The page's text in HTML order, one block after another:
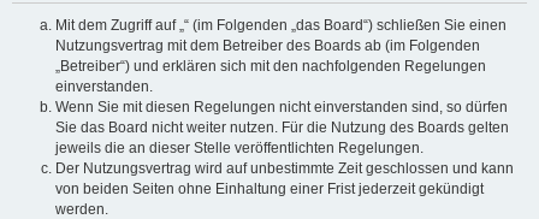
Mit dem Zugriff auf „“ (im Folgenden „das Board“) schließen Sie einen
Nutzungsvertrag mit dem Betreiber des Boards ab (im Folgenden
„Betreiber“) und erklären sich mit den nachfolgenden Regelungen
einverstanden.
Wenn Sie mit diesen Regelungen nicht einverstanden sind, so dürfen
Sie das Board nicht weiter nutzen. Für die Nutzung des Boards gelten
jeweils die an dieser Stelle veröffentlichten Regelungen.
Der Nutzungsvertrag wird auf unbestimmte Zeit geschlossen und kann
von beiden Seiten ohne Einhaltung einer Frist jederzeit gekündigt
werden.